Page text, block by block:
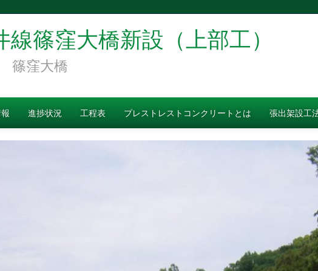
篠窪大橋新設（上部工）
篠窪大橋
進捗状況 工程表 プレストレストコンクリートとは 張出架設工